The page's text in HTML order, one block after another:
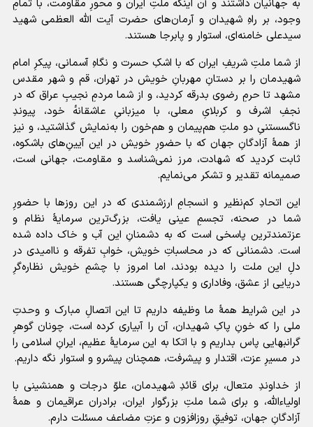
به جهانیان داشتند و آن اینکه ملتِ ایران و محورِ مقاومت، با تمامِ
وجود، بر راهِ شهیدان و آرمان‌های حضرت آیت الله العظمی شهید
سیدعلی خامنه‌ای، استوار و پابرجا هستند.
از شما ملتِ شریفِ ایران که با اشکِ حسرت و نگاهِ آسمانی، پیکرِ امام
شهیدمان را بر دستانِ مهربانِ خویش در تهران، قم و شهر مقدس
مشهد تا حرمِ رضوی بدرقه کردید، و از شما مردمِ نجیبِ عراق که در
نجفِ اشرف و کربلایِ معلی، با میزبانیِ عاشقانه‌ٔ خود، پیوندِ
ناگسستنیِ دو ملتِ هم‌پیمان و هم‌خون را به‌نمایش گذاشتید، و نیز
از همهٔ آزادگانِ جهان که با حضورِ خویش در این آیینِ‌های باشکوه،
ثابت کردید که شهادت، مرز نمی‌شناسد و مقاومت، جهانی است،
صمیمانه تقدیر و تشکر می‌نمایم.
این اتحادِ کم‌نظیر و انسجامِ ارزشمندی که در این روزها با حضورِ
شما در صحنه، تجسمِ عینی یافت، بزرگ‌ترین سرمایهٔ نظام و
عزتمندترین پاسخی است که به دشمنانِ این آب و خاک داده شده
است. دشمنانی که در محاسباتِ خویش، خوابِ تفرقه و ناامیدی در
دلِ این ملت را دیده بودند، اما امروز با چشمِ خویش نظاره‌گرِ
دریایی از عشق، وفاداری و یکپارچگی هستند.
در این شرایط همهٔ ما وظیفه داریم تا این اتصالِ مبارک و وحدتِ
ملی را که خونِ پاکِ شهیدان، آن را آبیاری کرده است، چونان گوهرِ
گرانبهایی پاس بداریم و با اتکا به این سرمایهٔ عظیم، ایرانِ اسلامی را
در مسیرِ عزت، اقتدار و پیشرفت، همچنان پیشرو و استوار نگه داریم.
از خداوندِ متعال، برای قائدِ شهیدمان، علوّ درجات و همنشینی با
اولیاءالله، و برای شما ملتِ بزرگوار ایران، برادران عراقیمان و همهٔ
آزادگانِ جهان، توفیقِ روزافزون و عزتِ مضاعف مسئلت دارم.